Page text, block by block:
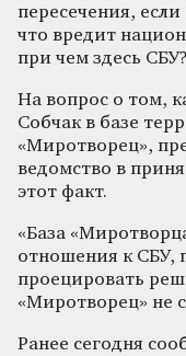
пересечения,
что вредит
при чем здесь
На вопрос о том,
Собчак в базе
«Миротворец»,
ведомство в
этот факт.
«База
отношения к СБУ,
проецировать
«Миротворец» не
Ранее сегодня